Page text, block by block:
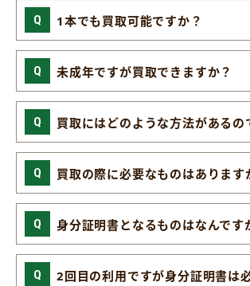
1本でも買取可能ですか？
未成年ですが買取できますか？
買取にはどのような方法があるの
買取の際に必要なものはあります
身分証明書となるものはなんです
2回目の利用ですが身分証明書は